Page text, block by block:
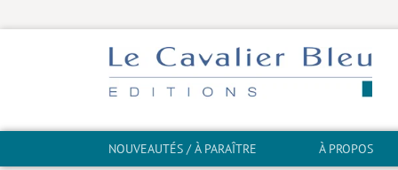
NOUVEAUTÉS / À PARAÎTRE À PROPOS